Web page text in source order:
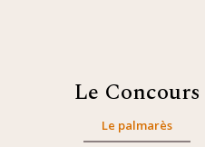
Le Concours
Le palmarès